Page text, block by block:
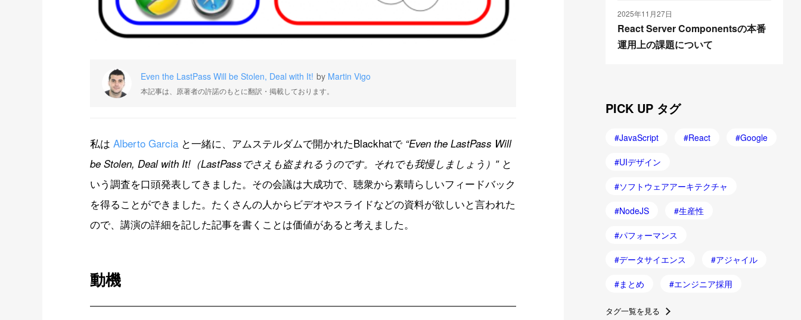
Even the LastPass Will be Stolen, Deal with It! by Martin Vigo
本記事は、原著者の許諾のもとに翻訳・掲載しております。
私はAlberto Garcia と一緒に、アムステルダムで開かれたBlackhatで “Even the LastPass Will
be Stolen, Deal with It!（LastPassでさえも盗まれるうのです。それでも我慢しましょう）″と
いう調査を口頭発表してきました。その会議は大成功で、聴衆から素晴らしいフィードバック
を得ることができました。たくさんの人からビデオやスライドなどの資料が欲しいと言われた
ので、講演の詳細を記した記事を書くことは価値があると考えました。
動機
2025年11月27日
React Server Componentsの本番
運用上の課題について
PICK UP タグ
JavaScript React Google
UIデザイン
ソフトウェアアーキテクチャ
NodeJS 生産性
パフォーマンス
データサイエンス アジャイル
まとめ エンジニア採用
タグ一覧を見る